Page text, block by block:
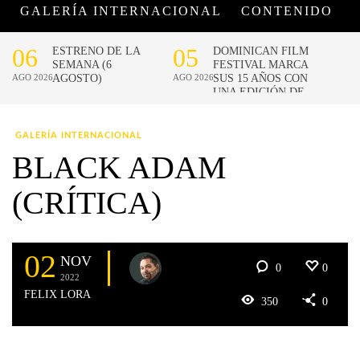
GALERÍA INTERNACIONAL CONTENIDO
GALERÍA INTERNACIONAL
BLACK ADAM
(CRÍTICA)
02 NOV
2022
FELIX LORA
0 0
350 0